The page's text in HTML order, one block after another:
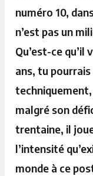
numéro 10,
n’est pas un
Qu’est-ce qu’il
ans, tu
malgré son
trentaine, il
l’intensité
monde à ce